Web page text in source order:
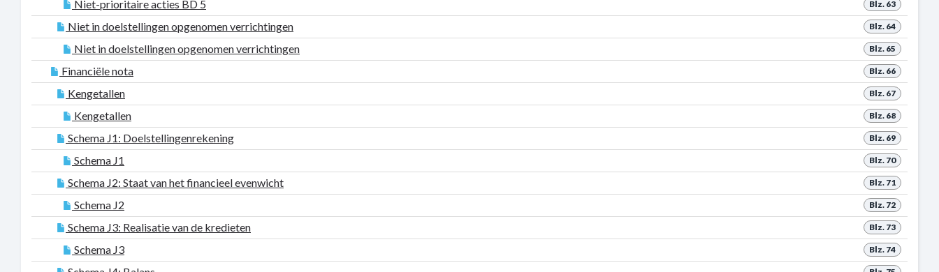
Blz. 63
Niet-prioritaire acties BD 5
Blz. 64
Niet in doelstellingen opgenomen verrichtingen
Blz. 65
Niet in doelstellingen opgenomen verrichtingen
Blz. 66
Financiële nota
Blz. 67
Kengetallen
Blz. 68
Kengetallen
Blz. 69
Schema J1: Doelstellingenrekening
Blz. 70
Schema J1
Blz. 71
Schema J2: Staat van het financieel evenwicht
Blz. 72
Schema J2
Blz. 73
Schema J3: Realisatie van de kredieten
Blz. 74
Schema J3